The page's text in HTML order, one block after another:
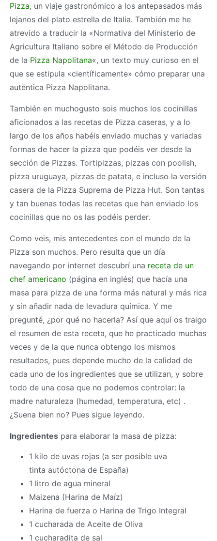
Pizza, un viaje gastronómico a los antepasados más
lejanos del plato estrella de Italia. También me he
atrevido a traducir la «Normativa del Ministerio de
Agricultura Italiano sobre el Método de Producción
de la Pizza Napolitana«, un texto muy curioso en el
que se estipula «científicamente» cómo preparar una
auténtica Pizza Napolitana.
También en muchogusto sois muchos los cocinillas
aficionados a las recetas de Pizza caseras, y a lo
largo de los años habéis enviado muchas y variadas
formas de hacer la pizza que podéis ver desde la
sección de Pizzas. Tortipizzas, pizzas con poolish,
pizza uruguaya, pizzas de patata, e incluso la versión
casera de la Pizza Suprema de Pizza Hut. Son tantas
y tan buenas todas las recetas que han enviado los
cocinillas que no os las podéis perder.
Como veis, mis antecedentes con el mundo de la
Pizza son muchos. Pero resulta que un día
navegando por internet descubrí una receta de un
chef americano (página en inglés) que hacía una
masa para pizza de una forma más natural y más rica
y sin añadir nada de levadura química. Y me
pregunté, ¿por qué no hacerla? Así que aquí os traigo
el resumen de esta receta, que he practicado muchas
veces y de la que nunca obtengo los mismos
resultados, pues depende mucho de la calidad de
cada uno de los ingredientes que se utilizan, y sobre
todo de una cosa que no podemos controlar: la
madre naturaleza (humedad, temperatura, etc) .
¿Suena bien no? Pues sigue leyendo.
Ingredientes para elaborar la masa de pizza:
1 kilo de uvas rojas (a ser posible uva
tinta autóctona de España)
1 litro de agua mineral
Maizena (Harina de Maíz)
Harina de fuerza o Harina de Trigo Integral
1 cucharada de Aceite de Oliva
1 cucharadita de sal